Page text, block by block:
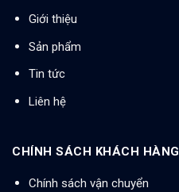
Giới thiệu
Sản phẩm
Tin tức
Liên hệ
CHÍNH SÁCH KHÁCH HÀNG
Chính sách vận chuyển